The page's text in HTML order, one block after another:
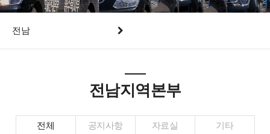
전남
전남지역본부
전체 공지사항 자료실 기타